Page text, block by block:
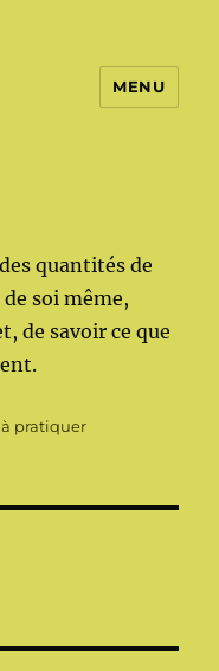
MENU
quantités de
soi même,
de savoir ce que
pratiquer